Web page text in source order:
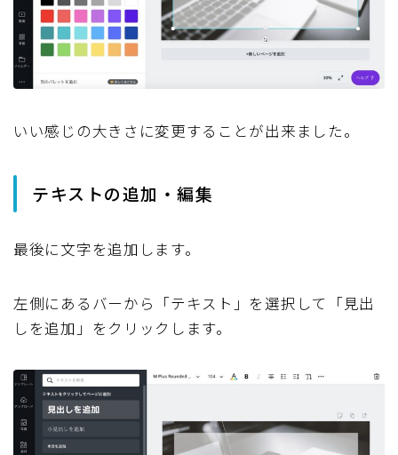
いい感じの大きさに変更することが出来ました。
テキストの追加・編集
最後に文字を追加します。
左側にあるバーから「テキスト」を選択して「見出
しを追加」をクリックします。